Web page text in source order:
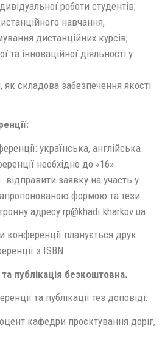
роботи студентів;
навчання,
дистанційних курсів;
та інноваційної діяльності у
як складова забезпечення якості
українська, англійська.
необхідно до «16»
відправити заявку на участь у
формою та тези
адресу rp@khadi.kharkov.ua.
конференції планується друк
з ISBN.
публікація безкоштовна.
та публікації тез доповіді:
кафедри проєктування доріг,